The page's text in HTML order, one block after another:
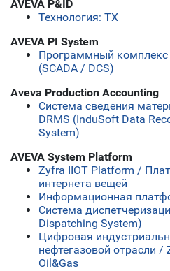
AVEVA P&ID
Технология: ТХ
AVEVA PI System
Программный комплекс
(SCADA / DCS)
Aveva Production Accounting
Система сведения
DRMS (InduSoft Data
System)
AVEVA System Platform
Zyfra IIOT Platform /
интернета вещей
Информационная
Система
Dispatching System)
Цифровая
нефтегазовой отрасли /
Oil&Gas